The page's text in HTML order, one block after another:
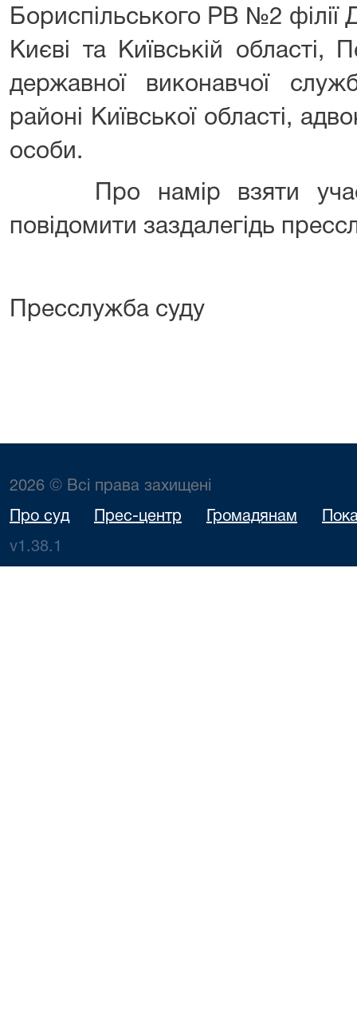
Бориспільського РВ №2 філії
Києві та Київській області,
державної виконавчої
районі Київської області,
особи.
Про намір взяти
повідомити заздалегідь
Пресслужба суду
2026 © Всі права захищені
Про суд Прес-центр Громадянам
v1.38.1